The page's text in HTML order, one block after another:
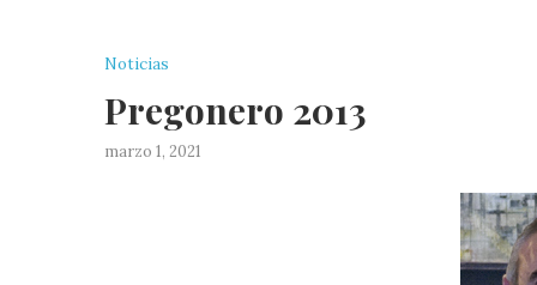
Noticias
Pregonero 2013
marzo 1, 2021